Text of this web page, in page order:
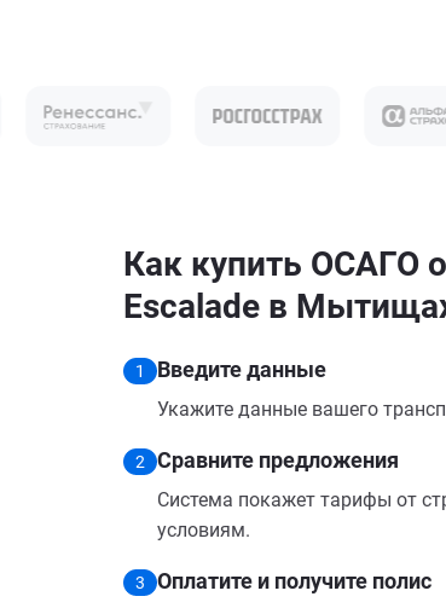
Как купить ОСАГО
Escalade в
1 Введите данные
Укажите данные вашего
2 Сравните предложения
Система покажет тарифы от
условиям.
3 Оплатите и получите полис